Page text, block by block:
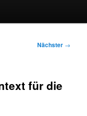
Nächster →
für die